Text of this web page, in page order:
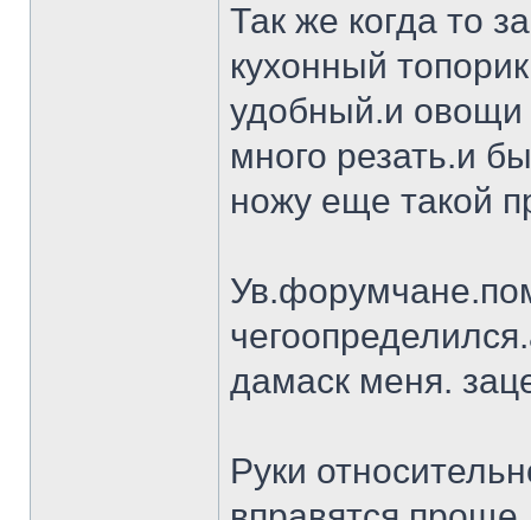
Так же когда то
кухонный
удобный.и овощи
много резать.и
ножу еще такой
дамаск меня.
Руки